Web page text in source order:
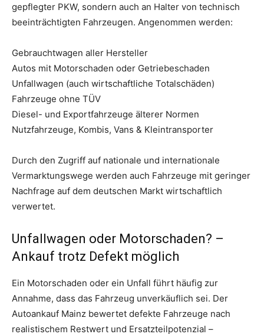
gepflegter PKW, sondern auch an Halter von technisch
beeinträchtigten Fahrzeugen. Angenommen werden:
Gebrauchtwagen aller Hersteller
Autos mit Motorschaden oder Getriebeschaden
Unfallwagen (auch wirtschaftliche Totalschäden)
Fahrzeuge ohne TÜV
Diesel- und Exportfahrzeuge älterer Normen
Nutzfahrzeuge, Kombis, Vans & Kleintransporter
Durch den Zugriff auf nationale und internationale
Vermarktungswege werden auch Fahrzeuge mit geringer
Nachfrage auf dem deutschen Markt wirtschaftlich
verwertet.
Unfallwagen oder Motorschaden? –
Ankauf trotz Defekt möglich
Ein Motorschaden oder ein Unfall führt häufig zur
Annahme, dass das Fahrzeug unverkäuflich sei. Der
Autoankauf Mainz bewertet defekte Fahrzeuge nach
realistischem Restwert und Ersatzteilpotenzial –